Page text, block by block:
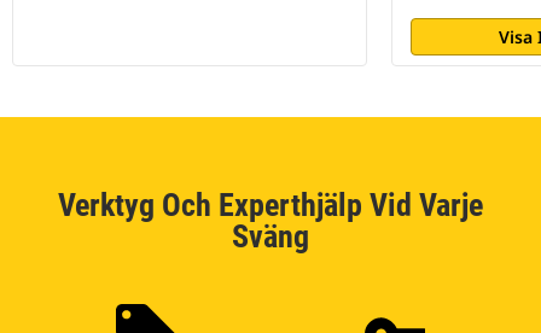
Visa
Verktyg Och Experthjälp Vid Varje
Sväng